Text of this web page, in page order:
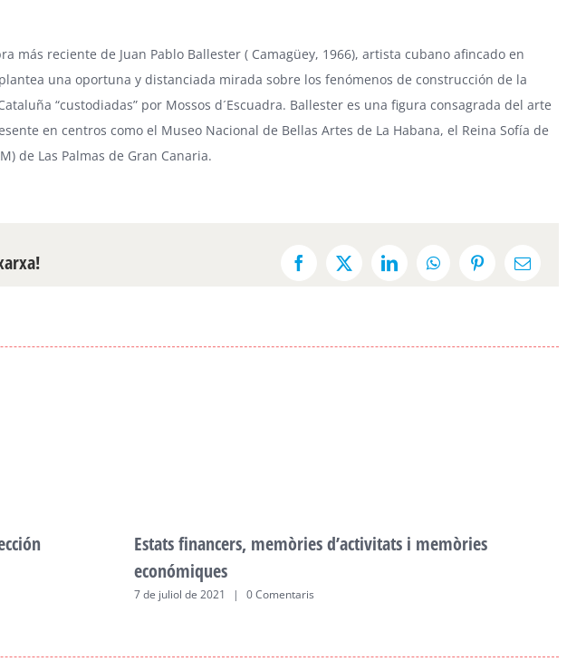
más reciente de Juan Pablo Ballester ( Camagüey, 1966), artista cubano afincado en
una oportuna y distanciada mirada sobre los fenómenos de construcción de la
“custodiadas” por Mossos d´Escuadra. Ballester es una figura consagrada del arte
en centros como el Museo Nacional de Bellas Artes de La Habana, el Reina Sofía de
de Las Palmas de Gran Canaria.
Facebook
X LinkedInWhatsAppPinterestEmail:
Estats financers, memòries d’activitats i memòries
económiques
7 de juliol de 2021 | 0 Comentaris